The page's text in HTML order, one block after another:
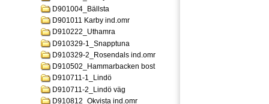
D901004_Bällsta
D901011 Karby ind.omr
D910222_Uthamra
D910329-1_Snapptuna
D910329-2_Rosendals ind.omr
D910502_Hammarbacken bost
D910711-1_Lindö
D910711-2_Lindö väg
D910812_Okvista ind.omr